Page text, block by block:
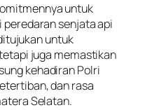
untuk
senjata api
untuk
juga memastikan
kehadiran Polri
dan rasa
Selatan.